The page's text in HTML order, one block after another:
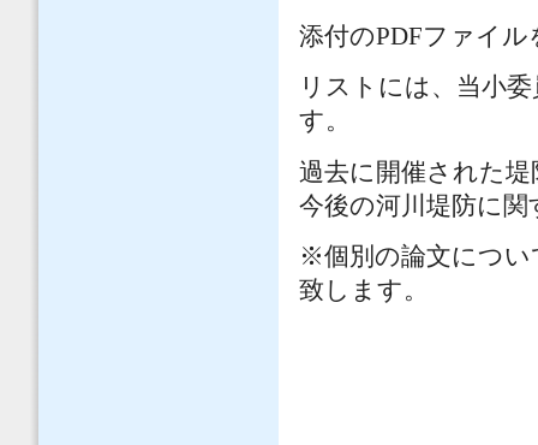
添付のPDFファイ
リストには、当小
す。
過去に開催された
今後の河川堤防に
※個別の論文につい
致します。